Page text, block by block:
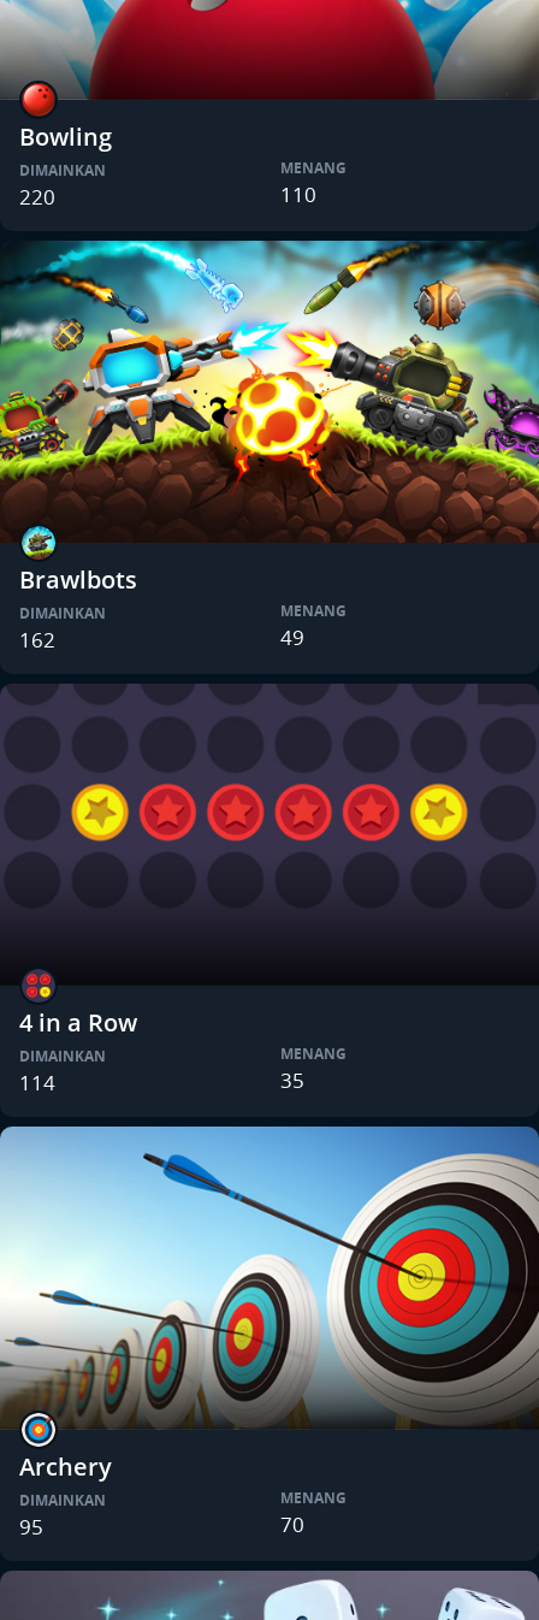
Bowling
DIMAINKAN
220
MENANG
110
Brawlbots
DIMAINKAN
162
MENANG
49
4 in a Row
DIMAINKAN
114
MENANG
35
Archery
DIMAINKAN
95
MENANG
70